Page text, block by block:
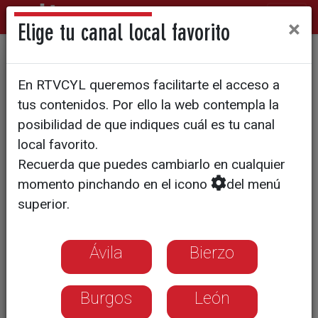
MOTEROS (2023) Programa 9
Tiznit - Marrakech
Elige tu canal local favorito ×
En RTVCYL queremos facilitarte el acceso a
tus contenidos. Por ello la web contempla la
posibilidad de que indiques cuál es tu canal
local favorito.
Recuerda que puedes cambiarlo en cualquier
momento pinchando en el icono
del menú
superior.
Ávila Bierzo
Burgos León